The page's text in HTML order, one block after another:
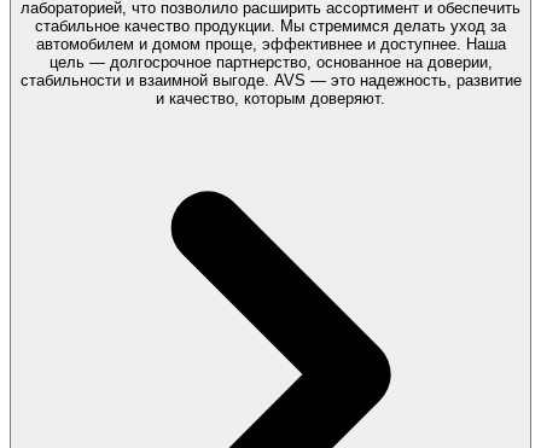
лабораторией, что позволило расширить ассортимент и обеспечить
стабильное качество продукции. Мы стремимся делать уход за
автомобилем и домом проще, эффективнее и доступнее. Наша
цель — долгосрочное партнерство, основанное на доверии,
стабильности и взаимной выгоде. AVS — это надежность, развитие
и качество, которым доверяют.